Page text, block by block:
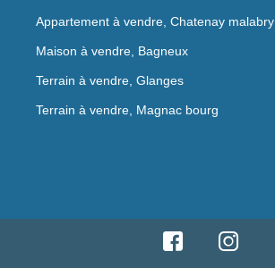
Appartement à vendre, Chatenay malabry
Maison à vendre, Bagneux
Terrain à vendre, Glanges
Terrain à vendre, Magnac bourg